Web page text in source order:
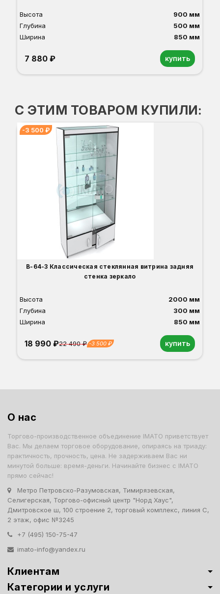
Высота
900 мм
Глубина
500 мм
Ширина
850 мм
7 880 ₽ купить
С ЭТИМ ТОВАРОМ КУПИЛИ:
-3 500 ₽
В-64-З Классическая стеклянная витрина задняя
стенка зеркало
Высота
2000 мм
Глубина
300 мм
Ширина
850 мм
18 990 ₽22 490 ₽ -3 500 ₽ купить
О нас
Торгово-производственное объединение IMATO приветствует
Вас. Мы делаем торговое оборудование, опираясь на триаду:
практичность, прочность, цена. Не задерживаем Вас ни
минутой больше: время-деньги. Начинайте бизнес с IMATO
прямо сейчас!
Метро Петровско-Разумовская, Тимирязевская,
Селигерская, Торгово-офисный центр "Норд Хаус",
Дмитровское ш, 100 строение 2, торговый комплекс, линия С,
2 этаж, офис №3245
+7 (495) 150-75-47
imato-info@yandex.ru
Клиентам
Категории и услуги